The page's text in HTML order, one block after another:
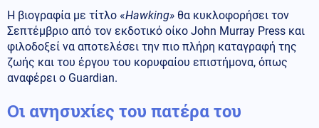
Η βιογραφία με τίτλο «Hawking» θα κυκλοφορήσει τον
Σεπτέμβριο από τον εκδοτικό οίκο John Murray Press και
φιλοδοξεί να αποτελέσει την πιο πλήρη καταγραφή της
ζωής και του έργου του κορυφαίου επιστήμονα, όπως
αναφέρει ο Guardian.
Οι ανησυχίες του πατέρα του